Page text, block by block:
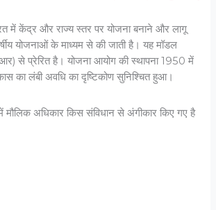
में केंद्र और राज्य स्तर पर योजना बनाने और लागू
योजनाओं के माध्यम से की जाती है। यह मॉडल
से प्रेरित है। योजना आयोग की स्थापना 1950 में
का लंबी अवधि का दृष्टिकोण सुनिश्चित हुआ।
मौलिक अधिकार किस संविधान से अंगीकार किए गए है